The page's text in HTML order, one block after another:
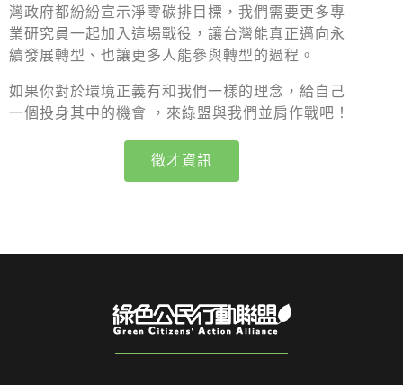
灣政府都紛紛宣示淨零碳排目標，我們需要更多專
業研究員一起加入這場戰役，讓台灣能真正邁向永
續發展轉型、也讓更多人能參與轉型的過程。
如果你對於環境正義有和我們一樣的理念，給自己
一個投身其中的機會 ，來綠盟與我們並肩作戰吧！
徵才資訊